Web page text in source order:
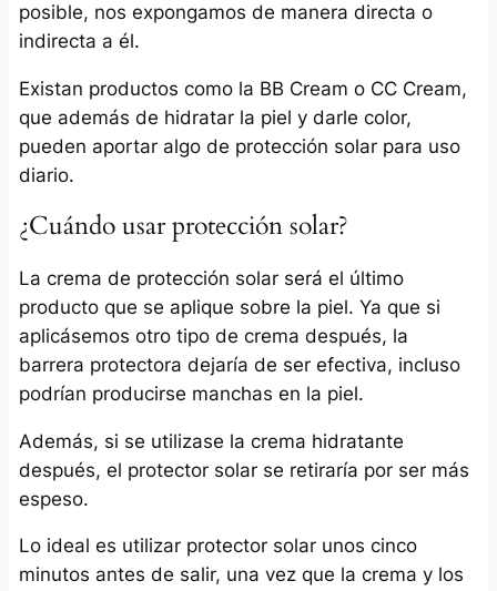
posible, nos expongamos de manera directa o
indirecta a él.
Existan productos como la BB Cream o CC Cream,
que además de hidratar la piel y darle color,
pueden aportar algo de protección solar para uso
diario.
¿Cuándo usar protección solar?
La crema de protección solar será el último
producto que se aplique sobre la piel. Ya que si
aplicásemos otro tipo de crema después, la
barrera protectora dejaría de ser efectiva, incluso
podrían producirse manchas en la piel.
Además, si se utilizase la crema hidratante
después, el protector solar se retiraría por ser más
espeso.
Lo ideal es utilizar protector solar unos cinco
minutos antes de salir, una vez que la crema y los